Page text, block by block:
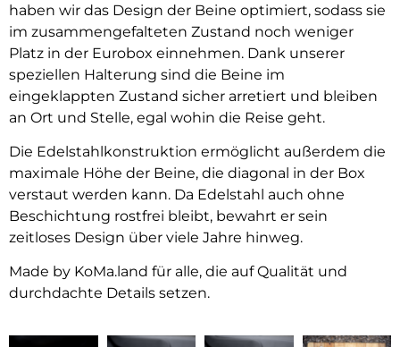
haben wir das Design der Beine optimiert, sodass sie
im zusammengefalteten Zustand noch weniger
Platz in der Eurobox einnehmen. Dank unserer
speziellen Halterung sind die Beine im
eingeklappten Zustand sicher arretiert und bleiben
an Ort und Stelle, egal wohin die Reise geht.
Die Edelstahlkonstruktion ermöglicht außerdem die
maximale Höhe der Beine, die diagonal in der Box
verstaut werden kann. Da Edelstahl auch ohne
Beschichtung rostfrei bleibt, bewahrt er sein
zeitloses Design über viele Jahre hinweg.
Made by KoMa.land für alle, die auf Qualität und
durchdachte Details setzen.